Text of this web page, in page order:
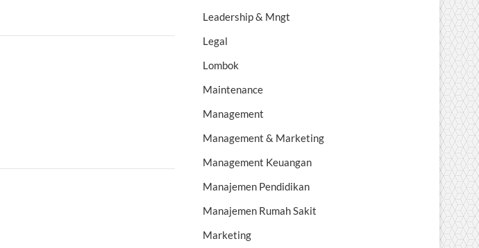
Leadership & Mngt
Legal
Lombok
Maintenance
Management
Management & Marketing
Management Keuangan
Manajemen Pendidikan
Manajemen Rumah Sakit
Marketing